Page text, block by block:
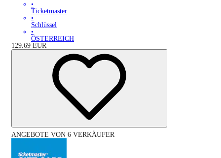
•
Ticketmaster
•
Schlüssel
•
ÖSTERREICH
129.69 EUR
ANGEBOTE VON 6 VERKÄUFER